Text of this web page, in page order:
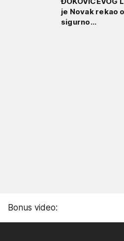
je Novak rekao
sigurno...
Bonus video: